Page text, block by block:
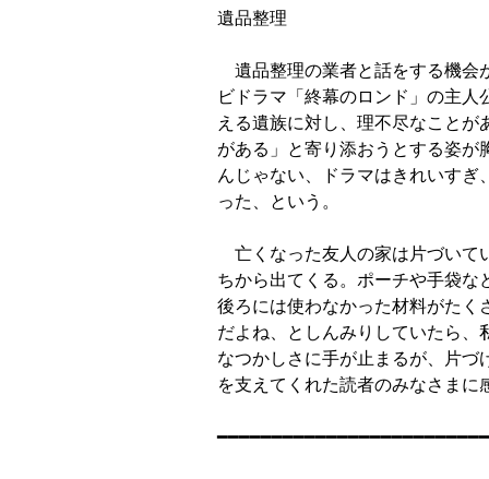
遺品整理
遺品整理の業者と話をする機会
ビドラマ「終幕のロンド」の主
える遺族に対し、理不尽なこと
がある」と寄り添おうとする姿が
んじゃない、ドラマはきれいす
った、という。
亡くなった友人の家は片づいて
ちから出てくる。ポーチや手袋
後ろには使わなかった材料がたく
だよね、としんみりしていたら
なつかしさに手が止まるが、片
を支えてくれた読者のみなさま